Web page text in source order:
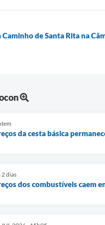
de Santa Rita na
da cesta básica
2 dias
dos combustíveis caem